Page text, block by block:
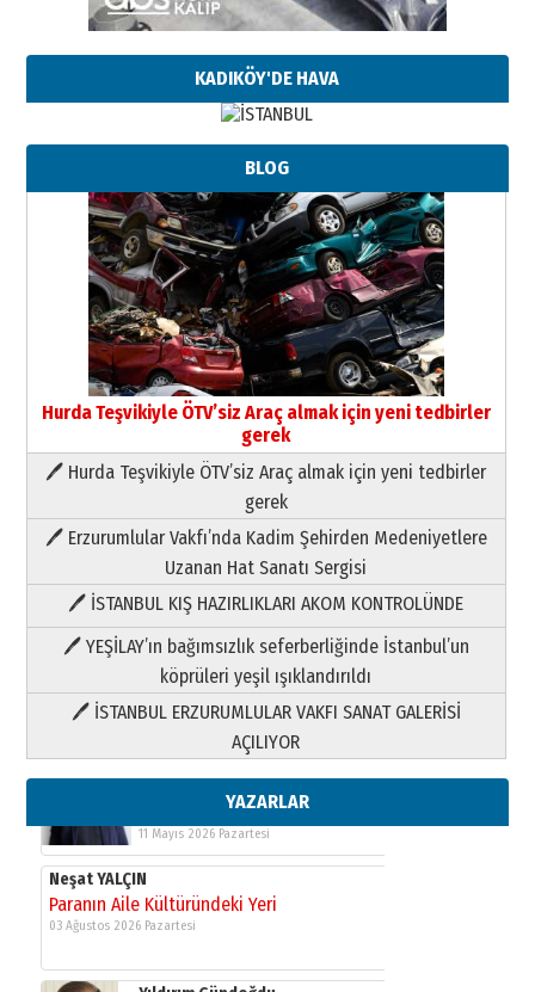
KADIKÖY'DE HAVA
BLOG
Hurda Teşvikiyle ÖTV’siz Araç almak için yeni tedbirler
gerek
🖊 Hurda Teşvikiyle ÖTV’siz Araç almak için yeni tedbirler
gerek
🖊 Erzurumlular Vakfı’nda Kadim Şehirden Medeniyetlere
Uzanan Hat Sanatı Sergisi
🖊 İSTANBUL KIŞ HAZIRLIKLARI AKOM KONTROLÜNDE
🖊 YEŞİLAY’ın bağımsızlık seferberliğinde İstanbul’un
köprüleri yeşil ışıklandırıldı
🖊 İSTANBUL ERZURUMLULAR VAKFI SANAT GALERİSİ
AÇILIYOR
YAZARLAR
Paranın Aile Kültüründeki Yeri
03 Ağustos 2026 Pazartesi
Yıldırım Gündoğdu
HAVVA’NIN ÜÇ KIZI
09 Temmuz 2026 Perşembe
Yusuf POLAT
Şampiyonluk Sebahattin Şirin’e
11 Mayıs 2026 Pazartesi
Neşat YALÇIN
Paranın Aile Kültüründeki Yeri
03 Ağustos 2026 Pazartesi
HAVVA’NIN ÜÇ KIZI